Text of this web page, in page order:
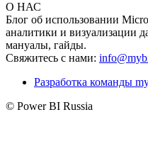
О НАС
Блог об использовании
аналитики и визуализации
мануалы, гайды.
Свяжитесь с нами:
Разработка команды
© Power BI Russia